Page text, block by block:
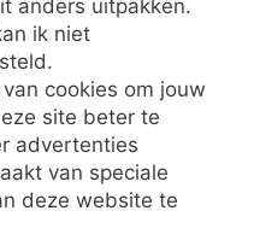
anders uitpakken.
ik niet
cookies om jouw
site beter te
advertenties
van speciale
deze website te